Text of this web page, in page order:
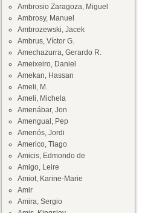
Ambrosio Zaragoza, Miguel
Ambrosy, Manuel
Ambrozewski, Jacek
Ambrus, Víctor G.
Amechazurra, Gerardo R.
Ameixeiro, Daniel
Amekan, Hassan
Ameli, M.
Ameli, Michela
Amenábar, Jon
Amengual, Pep
Amenós, Jordi
Americo, Tiago
Amicis, Edmondo de
Amigo, Leire
Amiot, Karine-Marie
Amir
Amira, Sergio